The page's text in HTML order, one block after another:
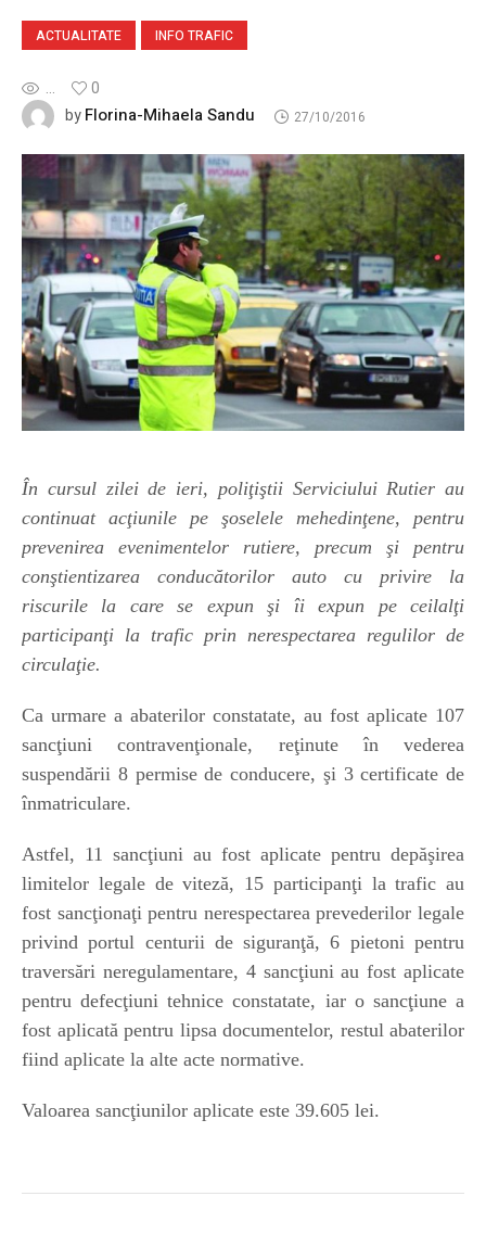
ACTUALITATE INFO TRAFIC
...
0
byFlorina-Mihaela Sandu 27/10/2016
În cursul zilei de ieri, poliţiştii Serviciului Rutier au
continuat acţiunile pe şoselele mehedinţene, pentru
prevenirea evenimentelor rutiere, precum şi pentru
conştientizarea conducătorilor auto cu privire la
riscurile la care se expun şi îi expun pe ceilalţi
participanţi la trafic prin nerespectarea regulilor de
circulaţie.
Ca urmare a abaterilor constatate, au fost aplicate 107
sancţiuni contravenţionale, reţinute în vederea
suspendării 8 permise de conducere, şi 3 certificate de
înmatriculare.
Astfel, 11 sancţiuni au fost aplicate pentru depăşirea
limitelor legale de viteză, 15 participanţi la trafic au
fost sancţionaţi pentru nerespectarea prevederilor legale
privind portul centurii de siguranţă, 6 pietoni pentru
traversări neregulamentare, 4 sancţiuni au fost aplicate
pentru defecţiuni tehnice constatate, iar o sancţiune a
fost aplicată pentru lipsa documentelor, restul abaterilor
fiind aplicate la alte acte normative.
Valoarea sancţiunilor aplicate este 39.605 lei.